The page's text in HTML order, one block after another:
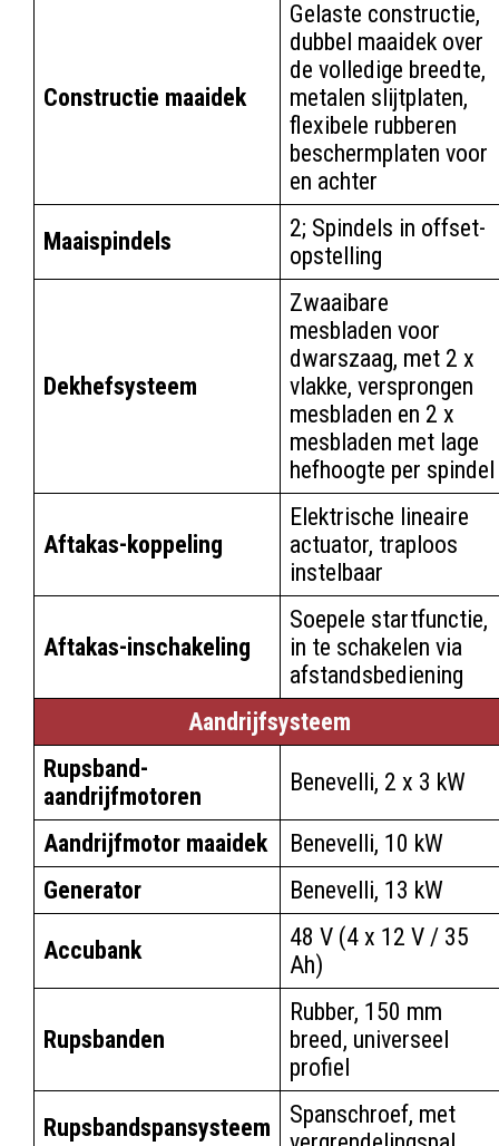
Constructie maaidek
Gelaste constructie,
dubbel maaidek over
de volledige breedte,
metalen slijtplaten,
flexibele rubberen
beschermplaten voor
en achter
Maaispindels
2; Spindels in offset-
opstelling
Dekhefsysteem
Zwaaibare
mesbladen voor
dwarszaag, met 2 x
vlakke, versprongen
mesbladen en 2 x
mesbladen met lage
hefhoogte per spindel
Aftakas-koppeling
Elektrische lineaire
actuator, traploos
instelbaar
Aftakas-inschakeling
Soepele startfunctie,
in te schakelen via
afstandsbediening
Aandrijfsysteem
Rupsband-
aandrijfmotoren
Benevelli, 2 x 3 kW
Aandrijfmotor maaidek
Benevelli, 10 kW
Generator
Benevelli, 13 kW
Accubank
48 V (4 x 12 V / 35
Ah)
Rupsbanden
Rubber, 150 mm
breed, universeel
profiel
Rupsbandspansysteem
Spanschroef, met